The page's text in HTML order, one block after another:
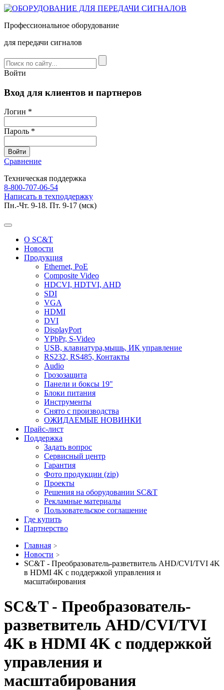
Профессиональное оборудование
для передачи сигналов
Войти
Вход для клиентов и партнеров
Логин *
Пароль *
Сравнение
Техническая поддержка
8-800-707-06-54
Написать в техподдержку
Пн.-Чт. 9-18. Пт. 9-17 (мск)
О SC&T
Новости
Продукция
Ethernet, PoE
Composite Video
HDCVI, HDTVI, AHD
SDI
VGA
HDMI
DVI
DisplayPort
YPbPr, S-Video
USB, клавиатура,мышь, ИК управление
RS232, RS485, Контакты
Audio
Грозозащита
Панели и боксы 19"
Блоки питания
Инструменты
Снято с производства
ОЖИДАЕМЫЕ НОВИНКИ
Прайс-лист
Поддержка
Задать вопрос
Сервисный центр
Гарантия
Фото продукции (zip)
Проекты
Решения на оборудовании SC&T
Рекламные материалы
Пользовательское соглашение
Где купить
Партнерство
Главная
Новости
SC&T - Преобразователь-разветвитель AHD/CVI/TVI 4K
в HDMI 4K c поддержкой управления и
масштабирования
SC&T - Преобразователь-
разветвитель AHD/CVI/TVI
4K в HDMI 4K c поддержкой
управления и
масштабирования